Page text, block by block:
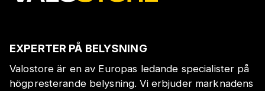
EXPERTER PÅ BELYSNING
Valostore är en av Europas ledande specialister på
högpresterande belysning. Vi erbjuder marknadens